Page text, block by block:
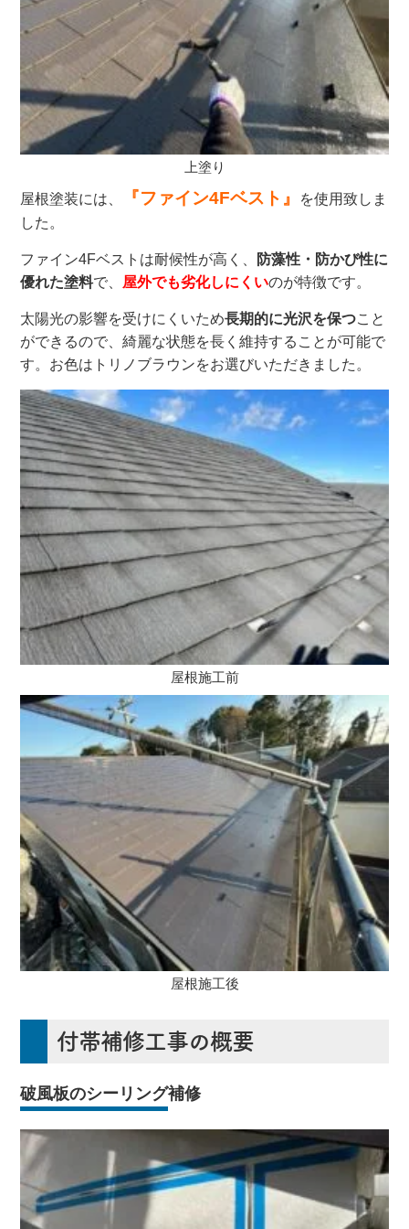
上塗り
屋根塗装には、 『ファイン4Fベスト』
を使用致しま
した。
ファイン4Fベストは耐候性が高く、
防藻性・防かび性に
優れた塗料で、 屋外でも劣化しにくいのが特徴です。
太陽光の影響を受けにくいため長期的に光沢を保つこと
ができるので、綺麗な状態を長く維持することが可能で
す。お色はトリノブラウンをお選びいただきました。
屋根施工前
屋根施工後
付帯補修工事の概要
破風板のシーリング補修